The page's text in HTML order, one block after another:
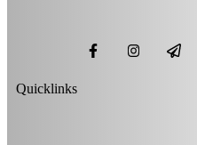
Quicklinks